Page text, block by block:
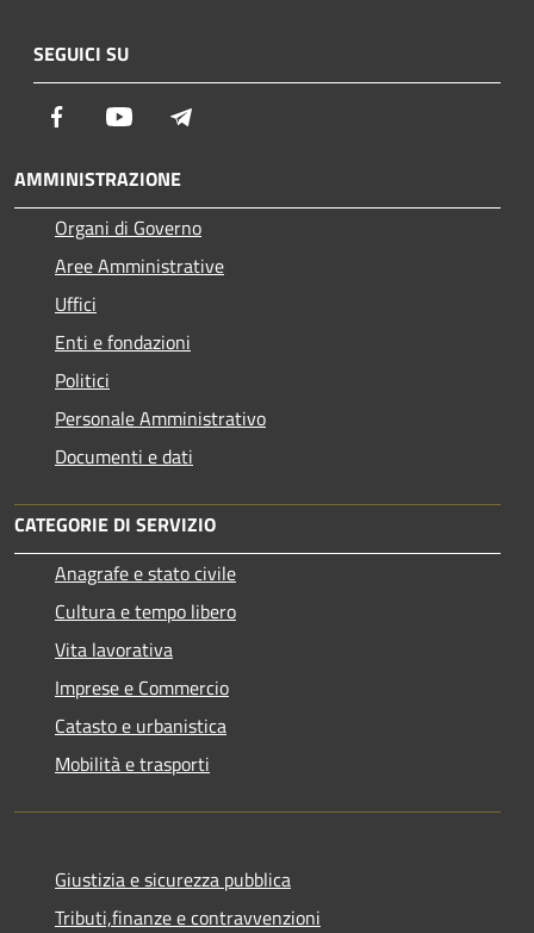
SEGUICI SU
Facebook Youtube
AMMINISTRAZIONE
Organi di Governo
Aree Amministrative
Uffici
Enti e fondazioni
Politici
Personale Amministrativo
Documenti e dati
CATEGORIE DI SERVIZIO
Anagrafe e stato civile
Cultura e tempo libero
Vita lavorativa
Imprese e Commercio
Catasto e urbanistica
Mobilità e trasporti
Giustizia e sicurezza pubblica
Tributi,finanze e contravvenzioni